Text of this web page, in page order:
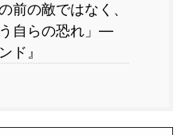
前の敵ではなく、
自らの恐れ」―
ド』